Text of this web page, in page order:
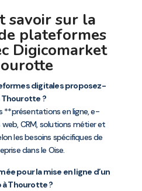
savoir sur la
plateformes
Digicomarket
digitales proposez-
Thourotte ?
**présentations en ligne, e-
CRM, solutions métier et
les besoins spécifiques de
dans le Oise.
pour la mise en ligne d’un
à Thourotte ?